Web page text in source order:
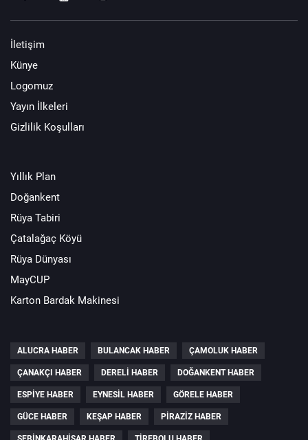
İletişim
Künye
Logomuz
Yayın İlkeleri
Gizlilik Koşulları
Yıllık Plan
Doğankent
Rüya Tabiri
Çatalağaç Köyü
Rüya Dünyası
MayCUP
Karton Bardak Makinesi
ALUCRA HABER BULANCAK HABER ÇAMOLUK HABER
ÇANAKÇI HABER DERELI HABER DOĞANKENT HABER
ESPIYE HABER EYNESIL HABER GÖRELE HABER
GÜCE HABER KEŞAP HABER PIRAZIZ HABER